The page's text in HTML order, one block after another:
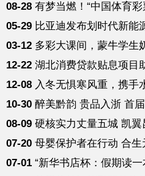
08-28 有梦当燃！“中国体育彩票杯
05-29 比亚迪发布划时代新能源技术第
03-12 多彩大课间，蒙牛学生
12-22 湖北消费贷款贴息项目
12-08 入冬无惧寒风重，携手水疗
10-30 醉美黔韵 贵品入浙 首届多
08-09 硬核实力丈量五城 凯
07-20 母婴保护者在行动 合生元协
07-01 “新华书店杯：假期读